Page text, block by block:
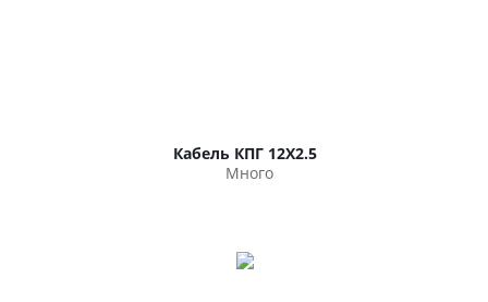
Кабель КПГ 12Х2.5
Много